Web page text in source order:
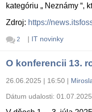
kategóriu „ Neznámy “,
Zdroj: https://
2 | IT novinky
O konferencii 13.
26.06.2025 | 16:50 |
Dátum udalosti: 01.07.2025